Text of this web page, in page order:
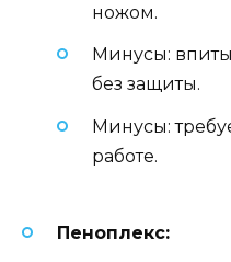
ножом.
Минусы:
без защиты.
Минусы:
работе.
Пеноплекс: